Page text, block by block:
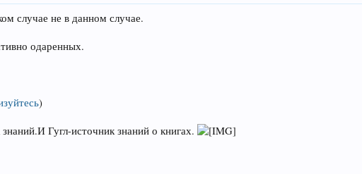
случае не в данном случае.
одаренных.
)
Гугл-источник знаний о книгах.